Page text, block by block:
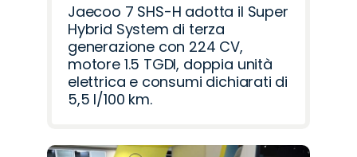
Jaecoo 7 SHS-H adotta il Super
Hybrid System di terza
generazione con 224 CV,
motore 1.5 TGDI, doppia unità
elettrica e consumi dichiarati di
5,5 l/100 km.